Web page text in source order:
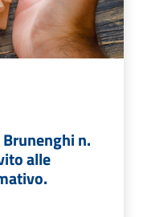
n.
alle